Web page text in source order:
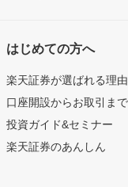
はじめての方へ
楽天証券が選ばれる理由
口座開設からお取引ま
投資ガイド&セミナー
楽天証券のあんしん